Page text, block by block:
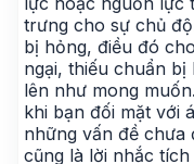
trưng cho sự chủ
bị hỏng, điều đó
ngại, thiếu chuẩn
lên như mong
khi bạn đối mặt với
những vấn đề chưa
cũng là lời nhắc